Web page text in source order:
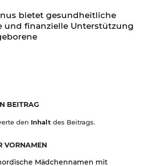
bietet gesundheitliche
und finanzielle Unterstützung
BEITRAG
den Inhalt des Beitrags.
VORNAMEN
Mädchennamen mit